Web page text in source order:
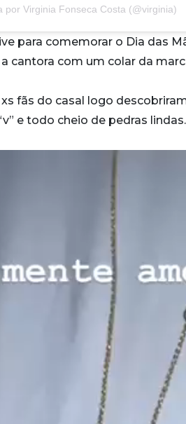
por Virginia Fonseca Costa (@virginia)
para comemorar o Dia das
cantora com um colar da
fãs do casal logo
e todo cheio de pedras lindas.